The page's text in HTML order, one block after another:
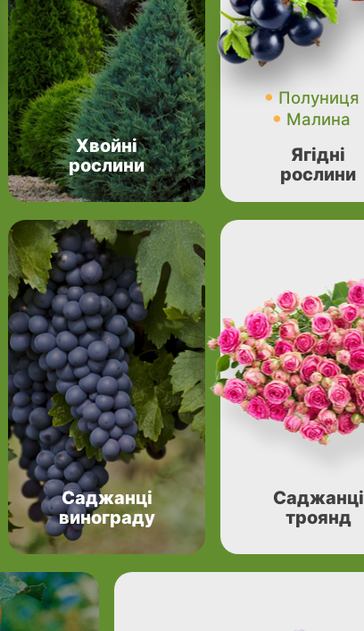
Хвойні
рослини
Полуниця
Малина
Ягідні
рослини
Саджанці
винограду
Саджанці
троянд